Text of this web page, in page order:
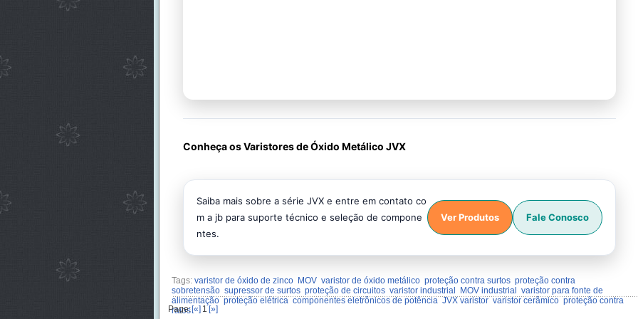
Conheça os Varistores de Óxido Metálico JVX
Saiba mais sobre a série JVX e entre em contato co
m a jb para suporte técnico e seleção de compone
ntes.
Ver Produtos Fale Conosco
Tags: varistor de óxido de zinco MOV varistor de óxido metálico proteção contra surtos proteção contra
sobretensão supressor de surtos proteção de circuitos varistor industrial MOV industrial
varistor para fonte de
alimentação proteção elétrica componentes eletrônicos de potência JVX varistor varistor cerâmico proteção contra
raios
Page: [«] 1 [»]